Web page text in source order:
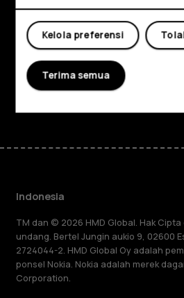
Tentang
Planet and people
Dukungan
FacebookInstagram
Tiktok
Indonesia
TM dan © 2026 HMD Global. Hak
undang. Bertel Jungin aukio 9, 02600
2724044-2. HMD Global Oy adalah
ponsel Nokia. Nokia adalah merek
Corporation.
Kelola preferensi
Terima semua